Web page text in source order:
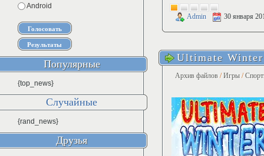
Admin 30 января
Ultimate
Архив файлов /Игры /
Android
Популярные
{top_news}
Случайные
{rand_news}
Друзья